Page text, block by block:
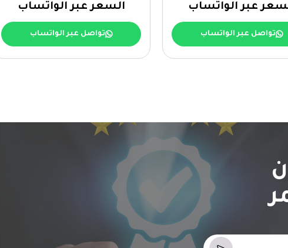
عبر الواتساب
تواصل عبر الواتساب
السعر عبر الواتساب
تواصل عبر الواتساب